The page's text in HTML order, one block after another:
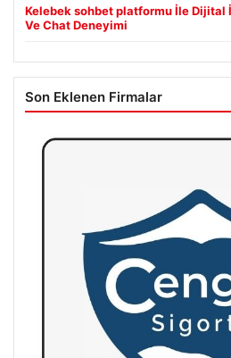
Kelebek sohbet platformu İle
Ve Chat Deneyimi
Son Eklenen Firmalar